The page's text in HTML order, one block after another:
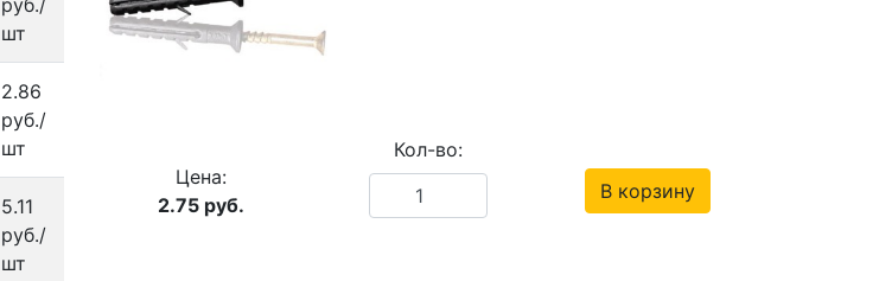
руб./
шт
2.86
руб./
шт
5.11
руб./
шт
Цена:
2.75 руб.
Кол-во:
В корзину